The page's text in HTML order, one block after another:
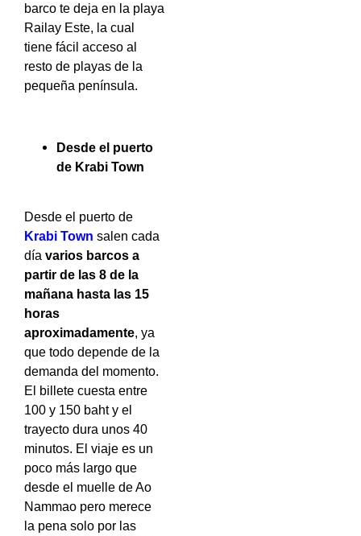
barco te deja en la playa
Railay Este, la cual
tiene fácil acceso al
resto de playas de la
pequeña península.
Desde el puerto
de Krabi Town
Desde el puerto de
Krabi Town salen cada
día varios barcos a
partir de las 8 de la
mañana hasta las 15
horas
aproximadamente, ya
que todo depende de la
demanda del momento.
El billete cuesta entre
100 y 150 baht y el
trayecto dura unos 40
minutos. El viaje es un
poco más largo que
desde el muelle de Ao
Nammao pero merece
la pena solo por las